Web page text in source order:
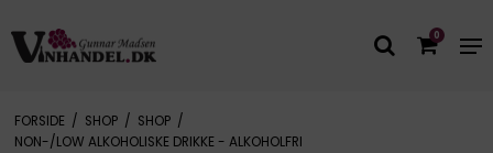
0
FORSIDE / SHOP / SHOP /
NON-/LOW ALKOHOLISKE DRIKKE - ALKOHOLFRI